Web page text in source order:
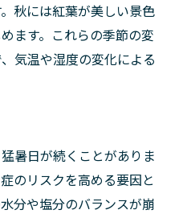
秋には紅葉が美しい景色
ます。これらの季節の変
気温や湿度の変化による
暑日が続くことがありま
のリスクを高める要因と
分や塩分のバランスが崩